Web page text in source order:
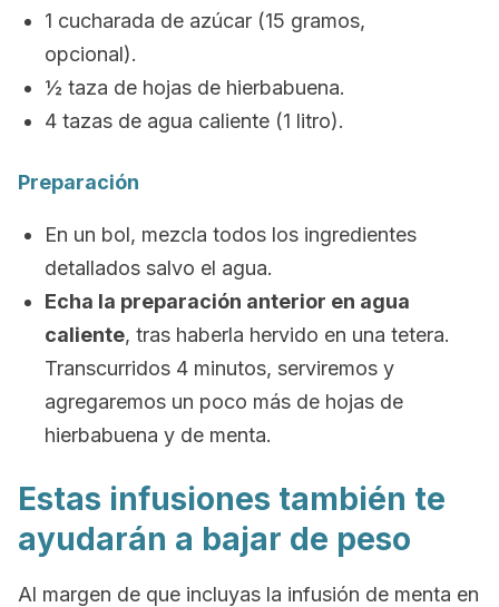
1 cucharada de azúcar (15 gramos,
opcional).
½ taza de hojas de hierbabuena.
4 tazas de agua caliente (1 litro).
Preparación
En un bol, mezcla todos los ingredientes
detallados salvo el agua.
Echa la preparación anterior en agua
caliente, tras haberla hervido en una tetera.
Transcurridos 4 minutos, serviremos y
agregaremos un poco más de hojas de
hierbabuena y de menta.
Estas infusiones también te
ayudarán a bajar de peso
Al margen de que incluyas la infusión de menta en